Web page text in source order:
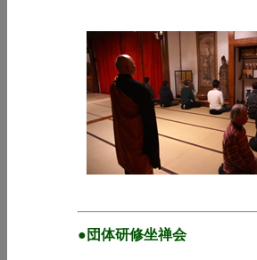
●団体研修坐禅会